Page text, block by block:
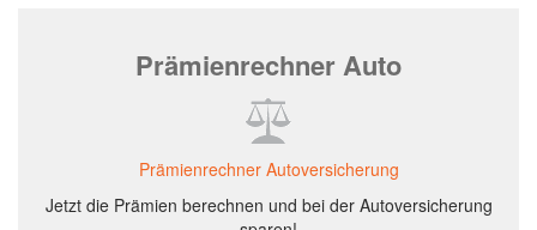
Prämienrechner Auto
Prämienrechner Autoversicherung
Jetzt die Prämien berechnen und bei der Autoversicherung